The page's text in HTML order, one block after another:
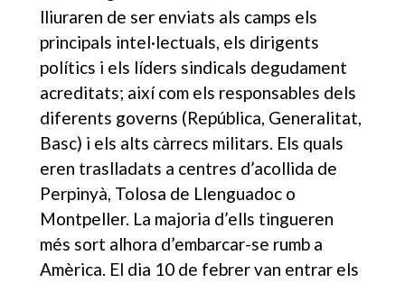
lliuraren de ser enviats als camps els
principals intel·lectuals, els dirigents
polítics i els líders sindicals degudament
acreditats; així com els responsables dels
diferents governs (República, Generalitat,
Basc) i els alts càrrecs militars. Els quals
eren traslladats a centres d’acollida de
Perpinyà, Tolosa de Llenguadoc o
Montpeller. La majoria d’ells tingueren
més sort alhora d’embarcar-se rumb a
Amèrica. El dia 10 de febrer van entrar els